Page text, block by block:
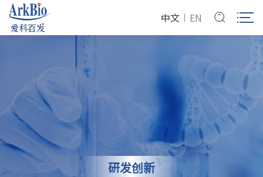
中文 EN
研发创新